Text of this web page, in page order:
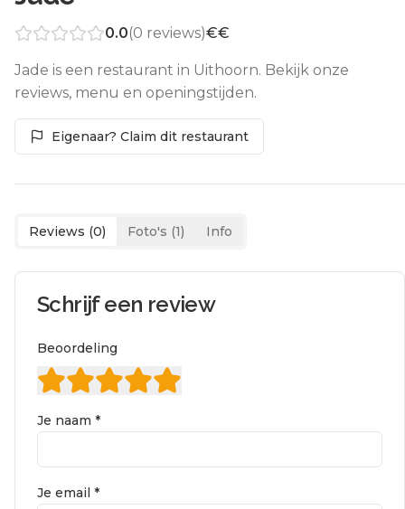
0.0(0 reviews)€€
Jade is een restaurant in Uithoorn. Bekijk onze
reviews, menu en openingstijden.
Eigenaar? Claim dit restaurant
Reviews (0) Foto's (1) Info
Schrijf een review
Beoordeling
Je naam *
Je email *